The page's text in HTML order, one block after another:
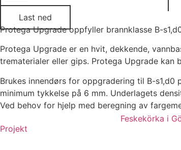
Last ned
Protega Upgrade oppfyller brannklasse B-
Protega Upgrade er en hvit, dekkende,
trematerialer eller gips. Protega Upgrade kan
Brukes innendørs for oppgradering til B-
minimum tykkelse på 6 mm. Underlagets
Ved behov for hjelp med beregning av
Projekt
Feskekörka i